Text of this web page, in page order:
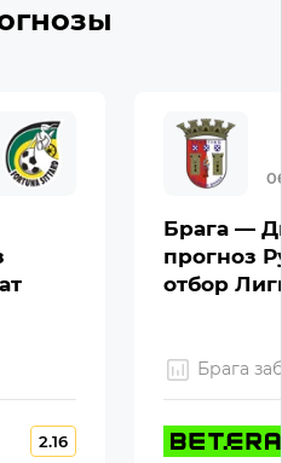
2.16
Брага —
прогноз
отбор
Брага